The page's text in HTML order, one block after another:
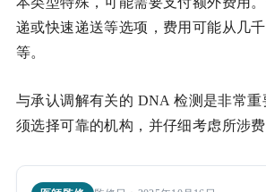
递或快速递送等选项，费用可能从几
等。
与承认调解有关的 DNA 检测是非常
须选择可靠的机构，并仔细考虑所涉费